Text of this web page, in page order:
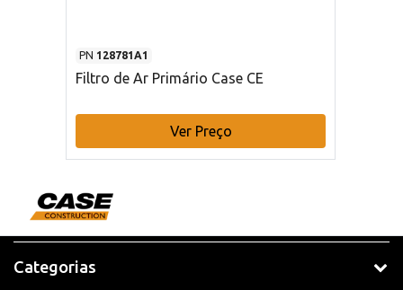
PN 128781A1
Filtro de Ar Primário Case CE
Ver Preço
Categorias